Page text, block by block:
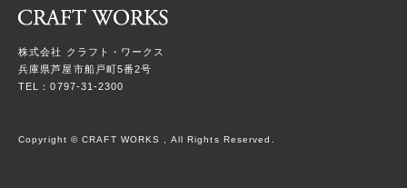
株式会社 クラフト・ワークス
兵庫県芦屋市船戸町5番2号
TEL：0797-31-2300
Copyright © CRAFT WORKS , All Rights Reserved.